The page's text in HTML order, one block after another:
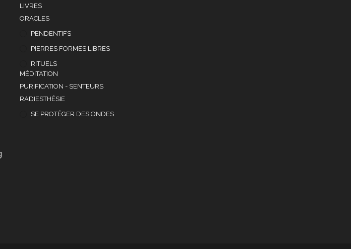
LIVRES
ORACLES
PENDENTIFS
PIERRES FORMES LIBRES
RITUELS
MÉDITATION
PURIFICATION - SENTEURS
RADIESTHÉSIE
SE PROTÉGER DES ONDES